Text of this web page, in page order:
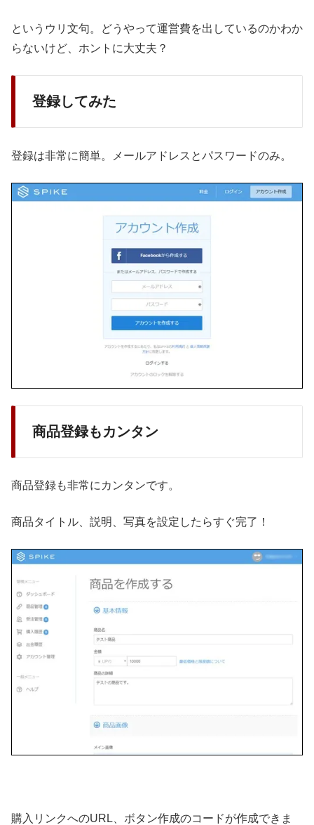
というウリ文句。どうやって運営費を出しているのかわか
らないけど、ホントに大丈夫？
登録してみた
登録は非常に簡単。メールアドレスとパスワードのみ。
商品登録もカンタン
商品登録も非常にカンタンです。
商品タイトル、説明、写真を設定したらすぐ完了！
購入リンクへのURL、ボタン作成のコードが作成できま